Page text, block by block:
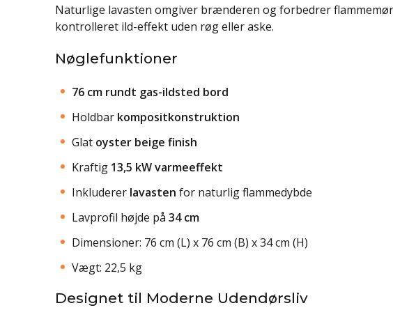
Naturlige lavasten omgiver brænderen og forbedrer
kontrolleret ild-effekt uden røg eller aske.
Nøglefunktioner
76 cm rundt gas-ildsted bord
Holdbar kompositkonstruktion
Glat oyster beige finish
Kraftig 13,5 kW varmeeffekt
Inkluderer lavasten for naturlig flammedybde
Lavprofil højde på 34 cm
Dimensioner: 76 cm (L) x 76 cm (B) x 34 cm (H)
Vægt: 22,5 kg
Designet til Moderne Udendørsliv